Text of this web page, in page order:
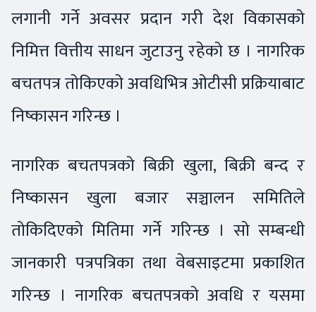
लगानी गर्ने अवसर प्रदान गरी देश विकासको
निमित्त वित्तीय साधन जुटाउनु रहेको छ । नागरिक
बचतपत्र तोकिएको अवधिभित्र ओटीसी प्रक्रियाबाट
निष्कासन गरिन्छ ।
नागरिक बचतपत्रको बिक्री खुला, बिक्री बन्द र
निष्कासन खुला बजार सञ्चालन समितिले
तोकिदिएको मितिमा गर्ने गरिन्छ । सो सम्बन्धी
जानकारी पत्रपत्रिका तथा वेबसाइटमा प्रकाशित
गरिन्छ । नागरिक बचतपत्रको अवधि र यसमा